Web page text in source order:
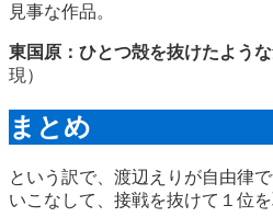
見事な作品。
東国原：ひとつ殻を抜けたような
現）
まとめ
という訳で、渡辺えりが自由律
いこなして、接戦を抜けて１位を